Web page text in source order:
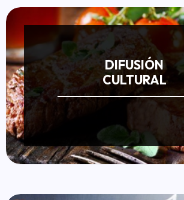
DIFUSIÓN
CULTURAL